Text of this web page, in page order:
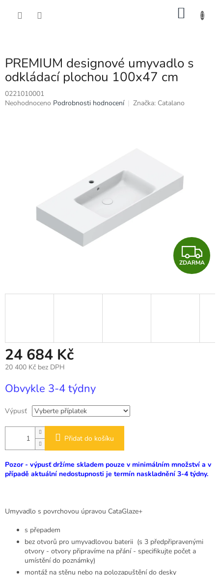
PREMIUM designové umyvadlo s
odkládací plochou 100x47 cm
0221010001
Průměrné
Neohodnoceno Podrobnosti hodnocení Značka: Catalano
Z
D
A
ZDARMA
24 684 Kč
20 400 Kč bez DPH
cena:
Obvykle 3-4 týdny
Výpusť
Přidat do košíku
Pozor - výpusť držíme skladem pouze v minimálním množství a v
případě aktuální nedostupnosti je termín naskladnění 3-4 týdny.
Umyvadlo s povrchovou úpravou CataGlaze+
s přepadem
bez otvorů pro umyvadlovou baterii (s 3 předpřipravenými
otvory - otvory připravíme na přání - specifikujte počet a
umístění do poznámky)
montáž na stěnu nebo na polozapuštění do desky